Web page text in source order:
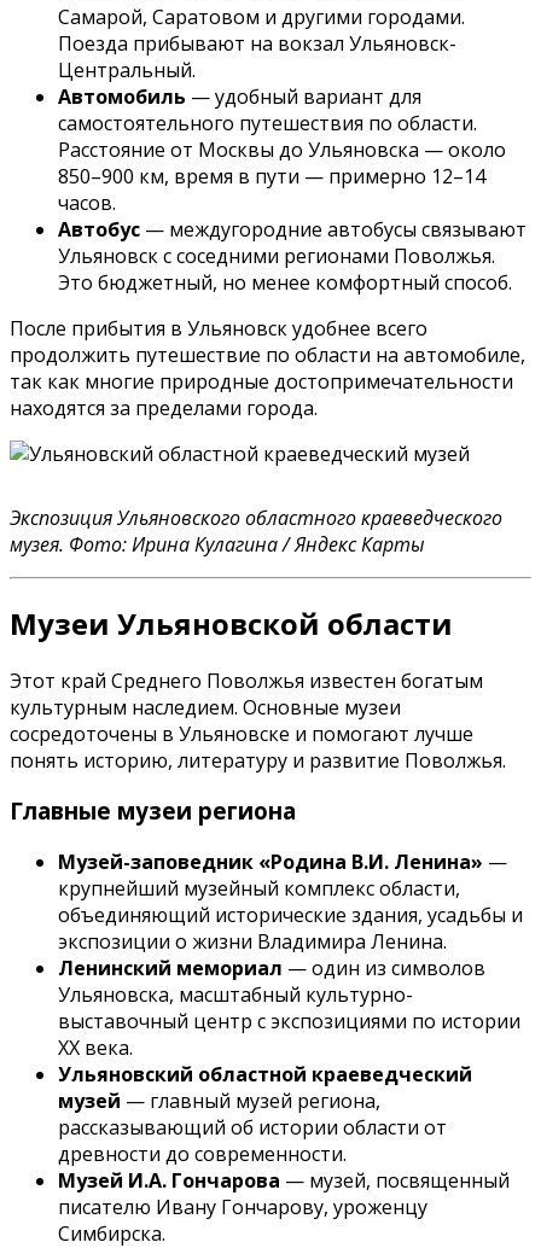
Самарой, Саратовом и другими городами.
Поезда прибывают на вокзал Ульяновск-
Центральный.
Автомобиль — удобный вариант для
самостоятельного путешествия по области.
Расстояние от Москвы до Ульяновска — около
850–900 км, время в пути — примерно 12–14
часов.
Автобус — междугородние автобусы связывают
Ульяновск с соседними регионами Поволжья.
Это бюджетный, но менее комфортный способ.
После прибытия в Ульяновск удобнее всего
продолжить путешествие по области на автомобиле,
так как многие природные достопримечательности
находятся за пределами города.
Экспозиция Ульяновского областного краеведческого
музея. Фото: Ирина Кулагина / Яндекс Карты
Музеи Ульяновской области
Этот край Среднего Поволжья известен богатым
культурным наследием. Основные музеи
сосредоточены в Ульяновске и помогают лучше
понять историю, литературу и развитие Поволжья.
Главные музеи региона
Музей-заповедник «Родина В.И. Ленина» —
крупнейший музейный комплекс области,
объединяющий исторические здания, усадьбы и
экспозиции о жизни Владимира Ленина.
Ленинский мемориал — один из символов
Ульяновска, масштабный культурно-
выставочный центр с экспозициями по истории
XX века.
Ульяновский областной краеведческий
музей — главный музей региона,
рассказывающий об истории области от
древности до современности.
Музей И.А. Гончарова — музей, посвященный
писателю Ивану Гончарову, уроженцу
Симбирска.